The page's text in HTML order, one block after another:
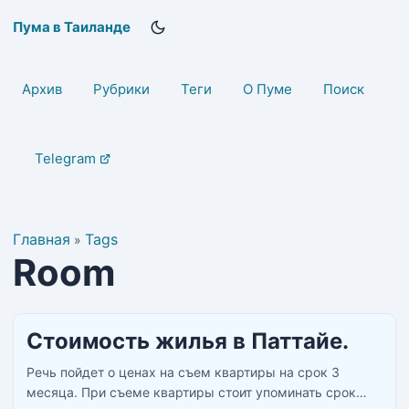
Пума в Таиланде
Архив Рубрики Теги О Пуме Поиск
Telegram
Главная » Tags
Room
Стоимость жилья в Паттайе.
Речь пойдет о ценах на съем квартиры на срок 3
месяца. При съеме квартиры стоит упоминать срок